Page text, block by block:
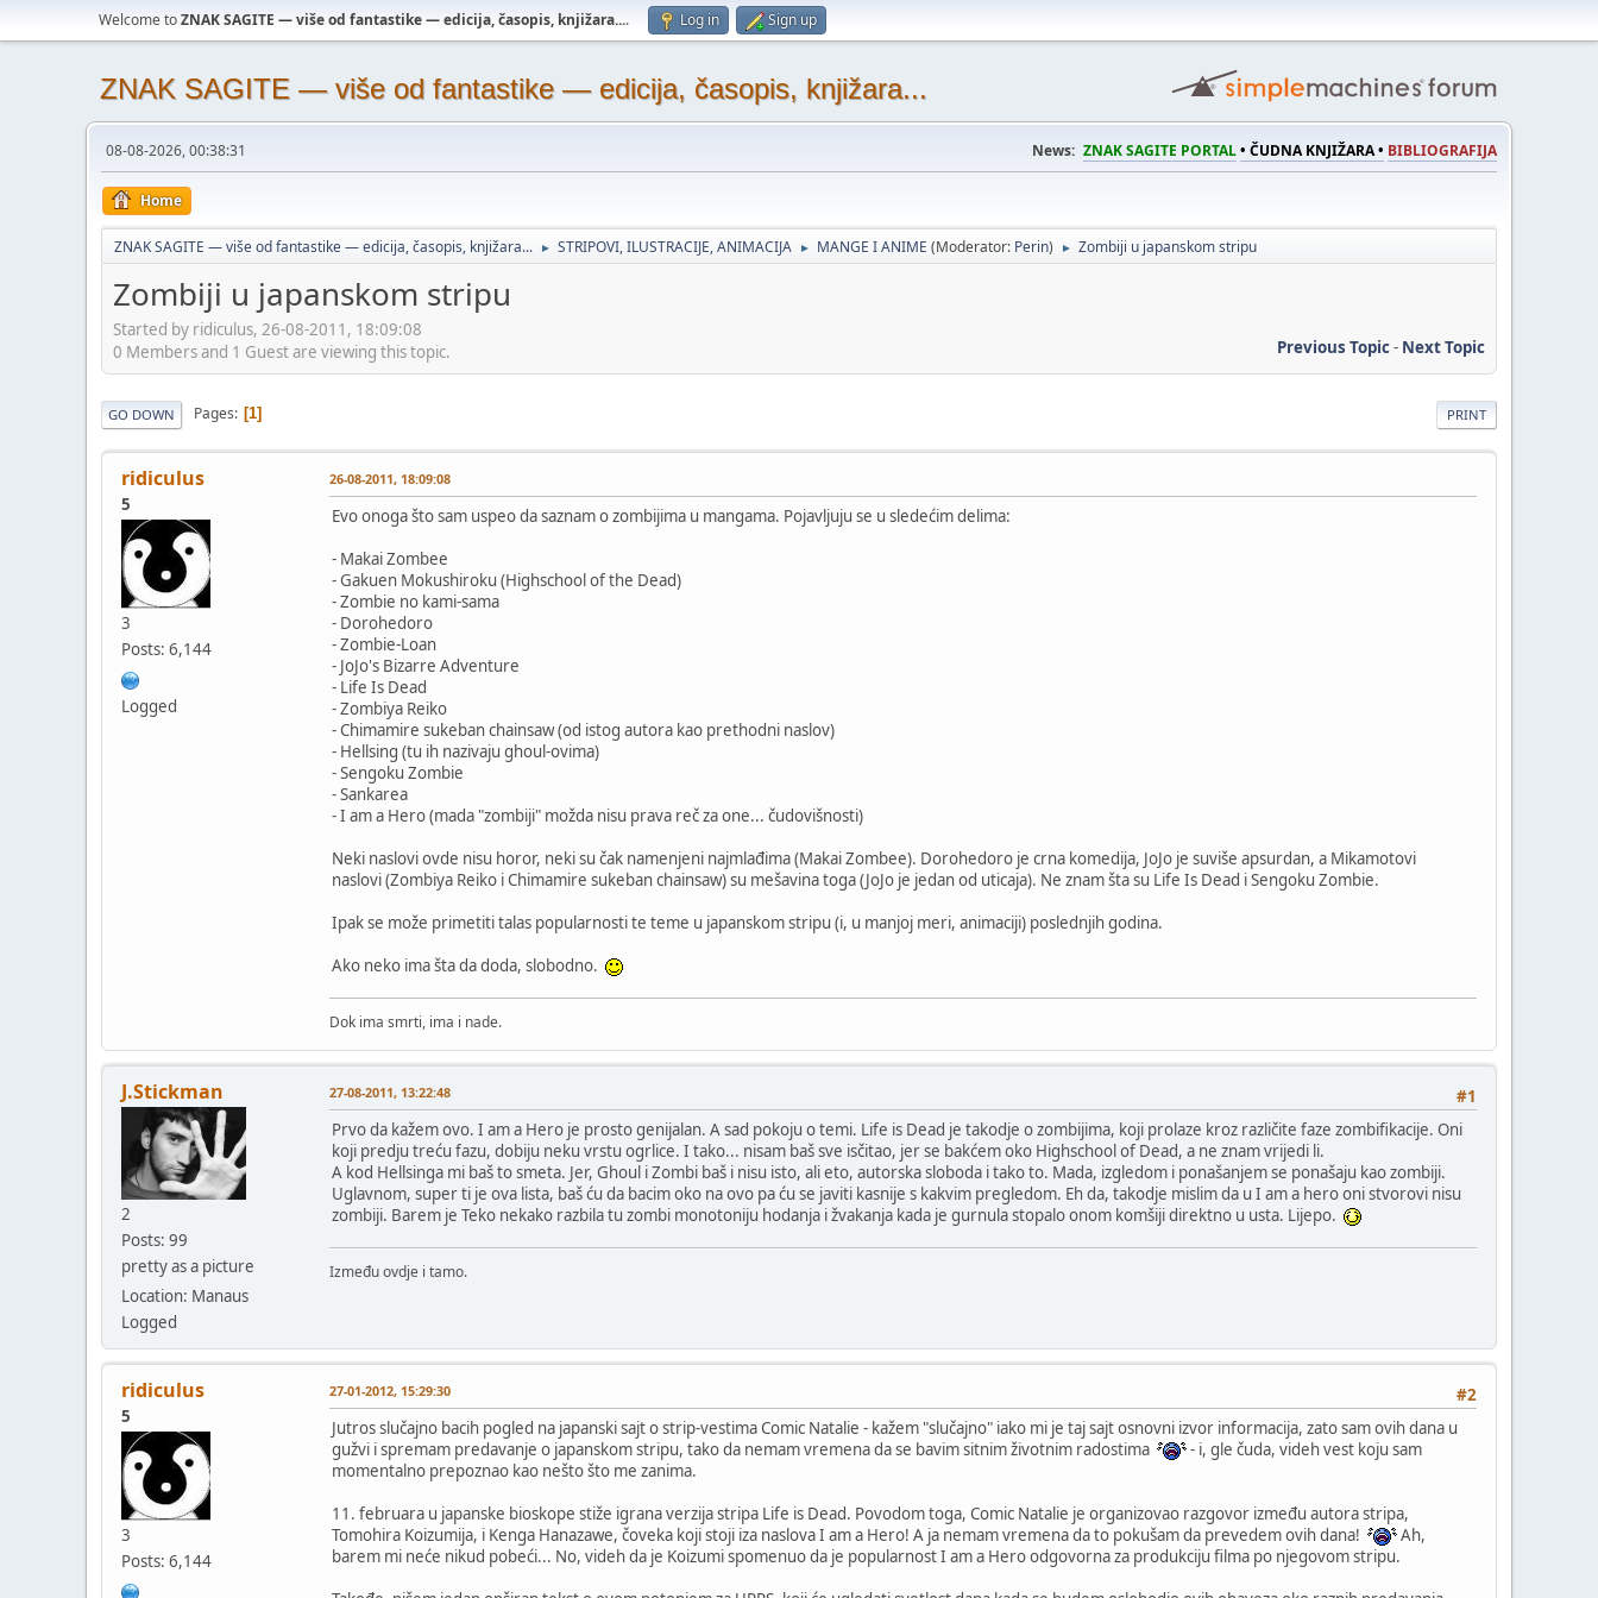
Welcome toZNAK SAGITE — više od fantastike — edicija, časopis, knjižara.... Log in Sign up
ZNAK SAGITE — više od fantastike — edicija, časopis, knjižara...
08-08-2026, 00:38:31 News: ZNAK SAGITE PORTAL• ČUDNA KNJIŽARA • BIBLIOGRAFIJA
Home
ZNAK SAGITE — više od fantastike — edicija, časopis, knjižara... ► STRIPOVI, ILUSTRACIJE, ANIMACIJA ► MANGE I ANIME (Moderator: Perin) ► Zombiji u japanskom stripu
Zombiji u japanskom stripu
Started by ridiculus, 26-08-2011, 18:09:08
Previous Topic- Next Topic
0 Members and 1 Guest are viewing this topic.
PRINT
GO DOWN Pages 1
ridiculus
5
3
Posts: 6,144
Logged
26-08-2011, 18:09:08
Evo onoga što sam uspeo da saznam o zombijima u mangama. Pojavljuju se u sledećim delima:
- Makai Zombee
- Gakuen Mokushiroku (Highschool of the Dead)
- Zombie no kami-sama
- Dorohedoro
- Zombie-Loan
- JoJo's Bizarre Adventure
- Life Is Dead
- Zombiya Reiko
- Chimamire sukeban chainsaw (od istog autora kao prethodni naslov)
- Hellsing (tu ih nazivaju ghoul-ovima)
- Sengoku Zombie
- Sankarea
- I am a Hero (mada "zombiji" možda nisu prava reč za one... čudovišnosti)
Neki naslovi ovde nisu horor, neki su čak namenjeni najmlađima (Makai Zombee). Dorohedoro je crna komedija, JoJo je suviše apsurdan, a Mikamotovi
naslovi (Zombiya Reiko i Chimamire sukeban chainsaw) su mešavina toga (JoJo je jedan od uticaja). Ne znam šta su Life Is Dead i Sengoku Zombie.
Ipak se može primetiti talas popularnosti te teme u japanskom stripu (i, u manjoj meri, animaciji) poslednjih godina.
Ako neko ima šta da doda, slobodno.
Dok ima smrti, ima i nade.
J.Stickman
2
Posts: 99
pretty as a picture
Location: Manaus
Logged
#1
27-08-2011, 13:22:48
Prvo da kažem ovo. I am a Hero je prosto genijalan. A sad pokoju o temi. Life is Dead je takodje o zombijima, koji prolaze kroz različite faze zombifikacije. Oni
koji predju treću fazu, dobiju neku vrstu ogrlice. I tako... nisam baš sve isčitao, jer se bakćem oko Highschool of Dead, a ne znam vrijedi li.
A kod Hellsinga mi baš to smeta. Jer, Ghoul i Zombi baš i nisu isto, ali eto, autorska sloboda i tako to. Mada, izgledom i ponašanjem se ponašaju kao zombiji.
Uglavnom, super ti je ova lista, baš ću da bacim oko na ovo pa ću se javiti kasnije s kakvim pregledom. Eh da, takodje mislim da u I am a hero oni stvorovi nisu
zombiji. Barem je Teko nekako razbila tu zombi monotoniju hodanja i žvakanja kada je gurnula stopalo onom komšiji direktno u usta. Lijepo.
Između ovdje i tamo.
ridiculus
5
3
Posts: 6,144
#2
27-01-2012, 15:29:30
Jutros slučajno bacih pogled na japanski sajt o strip-vestima Comic Natalie - kažem "slučajno" iako mi je taj sajt osnovni izvor informacija, zato sam ovih dana u
gužvi i spremam predavanje o japanskom stripu, tako da nemam vremena da se bavim sitnim životnim radostima
- i, gle čuda, videh vest koju sam
momentalno prepoznao kao nešto što me zanima.
11. februara u japanske bioskope stiže igrana verzija stripa Life is Dead. Povodom toga, Comic Natalie je organizovao razgovor između autora stripa,
Tomohira Koizumija, i Kenga Hanazawe, čoveka koji stoji iza naslova I am a Hero! A ja nemam vremena da to pokušam da prevedem ovih dana!
Ah,
barem mi neće nikud pobeći... No, videh da je Koizumi spomenuo da je popularnost I am a Hero odgovorna za produkciju filma po njegovom stripu.